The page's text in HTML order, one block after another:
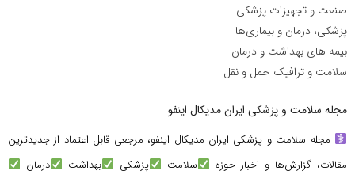
صنعت و تجهیزات پزشکی
پزشکی، درمان و بیماری‌ها
بیمه های بهداشت و درمان
سلامت و ترافیک حمل و نقل
مجله سلامت و پزشکی ایران مدیکال اینفو
مجله سلامت و پزشکی ایران مدیکال اینفو، مرجعی قابل اعتماد از جدیدترین
مقالات، گزارش‌ها و اخبار حوزه
سلامت پزشکی بهداشت
درمان